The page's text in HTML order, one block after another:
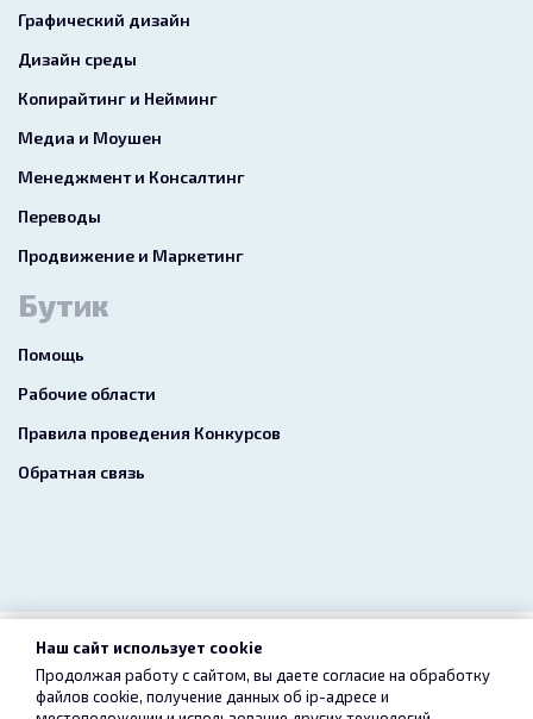
Графический дизайн
Дизайн среды
Копирайтинг и Нейминг
Медиа и Моушен
Менеджмент и Консалтинг
Переводы
Продвижение и Маркетинг
Бутик
Помощь
Рабочие области
Правила проведения Конкурсов
Обратная связь
2026 freelance.boutique
Пользовательское соглашение Конфиденциальность
Наш сайт использует cookie
Продолжая работу с сайтом, вы даете согласие на обработку
файлов cookie, получение данных об ip-адресе и